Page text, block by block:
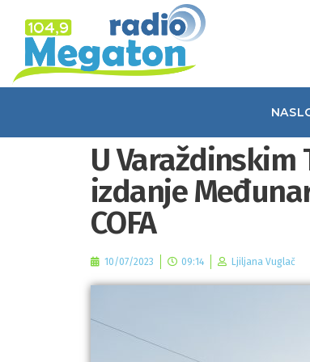
U
izdanje
COFA
10/07/2023 09:14 Ljiljana Vuglač